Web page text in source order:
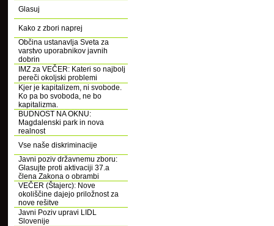
Glasuj
Kako z zbori naprej
Občina ustanavlja Sveta za
varstvo uporabnikov javnih
dobrin
IMZ za VEČER: Kateri so najbolj
pereči okoljski problemi
Kjer je kapitalizem, ni svobode.
Ko pa bo svoboda, ne bo
kapitalizma.
BUDNOST NA OKNU:
Magdalenski park in nova
realnost
Vse naše diskriminacije
Javni poziv državnemu zboru:
Glasujte proti aktivaciji 37.a
člena Zakona o obrambi
VEČER (Štajerc): Nove
okoliščine dajejo priložnost za
nove rešitve
Javni Poziv upravi LIDL
Slovenije